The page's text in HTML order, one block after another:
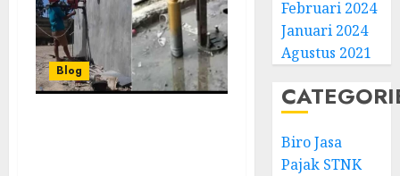
Blog
Februari 2024
Januari 2024
Agustus 2021
Biro Jasa
Pajak STNK